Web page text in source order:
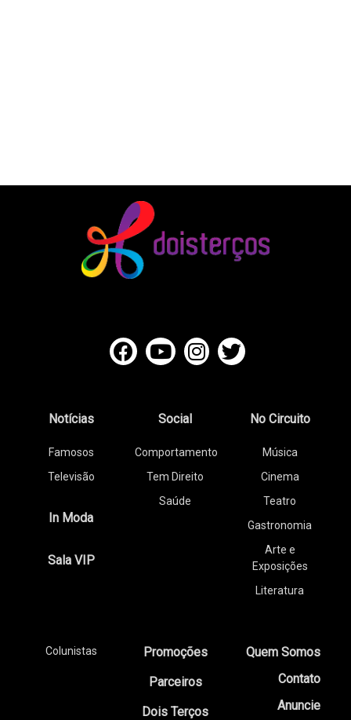
Notícias
Famosos
Televisão
In Moda
Sala VIP
Social
Comportamento
Tem Direito
Saúde
No Circuito
Música
Cinema
Teatro
Gastronomia
Arte e
Exposições
Literatura
Colunistas
Promoções
Parceiros
Dois Terços
Quem Somos
Contato
Anuncie